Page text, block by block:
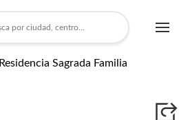
Residencia Sagrada Familia